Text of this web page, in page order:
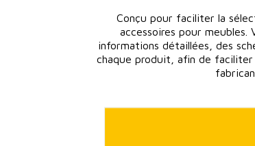
Conçu pour faciliter la
accessoires pour meubles.
informations détaillées, des
chaque produit, afin de